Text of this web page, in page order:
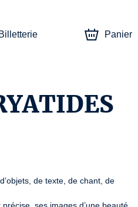
Billetterie Panier
de texte, de chant, de